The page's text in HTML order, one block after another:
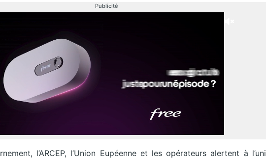
Publicité
l’ARCEP, l’Union Eupéenne et les opérateurs alertent à